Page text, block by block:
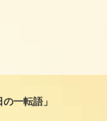
一転語」